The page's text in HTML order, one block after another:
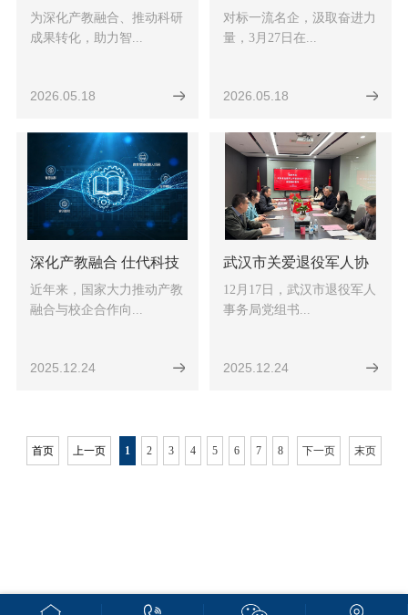
学围绕智慧园林达成战
略合作
为深化产教融合、推动科研
成果转化，助力智...
2026.05.18
一件事、与自己竞争
对标一流名企，汲取奋进力
量，3月27日在...
2026.05.18
深化产教融合 仕代科技
校企合作取得丰硕成果
近年来，国家大力推动产教
融合与校企合作向...
2025.12.24
武汉市关爱退役军人协
会领导一行莅临仕代科
技调研指导
12月17日，武汉市退役军人
事务局党组书...
2025.12.24
首页 上一页 1 2 3 4 5 6 7 8 下一页 末页